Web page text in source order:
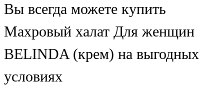
Вы всегда можете купить
Махровый халат Для женщин
BELINDA (крем) на выгодных
условиях